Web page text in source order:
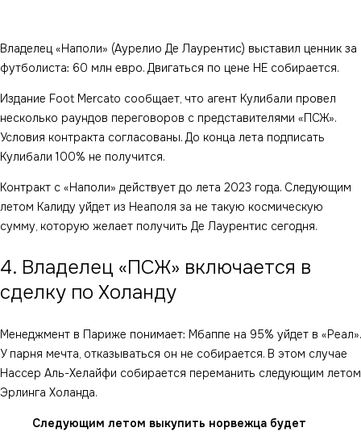
Владелец «Наполи» (Аурелио Де Лаурентис) выставил ценник за
футболиста: 60 млн евро. Двигаться по цене НЕ собирается.
Издание Foot Mercato сообщает, что агент Кулибали провел
несколько раундов переговоров с представителями «ПСЖ».
Условия контракта согласованы. До конца лета подписать
Кулибали 100% не получится.
Контракт с «Наполи» действует до лета 2023 года. Следующим
летом Калиду уйдет из Неаполя за не такую космическую
сумму, которую желает получить Де Лаурентис сегодня.
4. Владелец «ПСЖ» включается в
сделку по Холанду
Менеджмент в Париже понимает: Мбаппе на 95% уйдет в «Реал».
У парня мечта, отказываться он не собирается. В этом случае
Нассер Аль-Хелайфи собирается переманить следующим летом
Эрлинга Холанда.
Следующим летом выкупить норвежца будет